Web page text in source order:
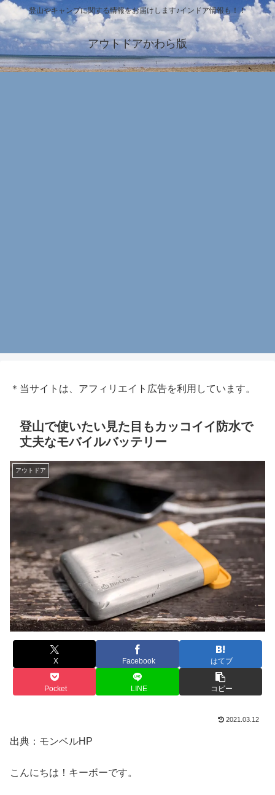
登山やキャンプに関する情報をお届けします♪インドア情報も！！
アウトドアかわら版
＊当サイトは、アフィリエイト広告を利用しています。
登山で使いたい見た目もカッコイイ防水で
丈夫なモバイルバッテリー
アウトドア
X Facebook はてブ
Pocket LINE コピー
2021.03.12
出典：モンベルHP
こんにちは！キーボーです。